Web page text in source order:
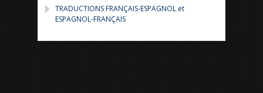
TRADUCTIONS FRANÇAIS-ESPAGNOL et
ESPAGNOL-FRANÇAIS